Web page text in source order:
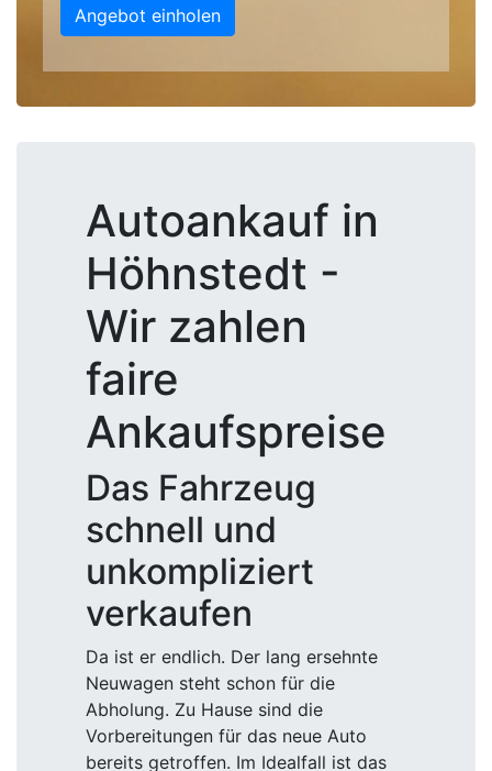
Angebot einholen
Autoankauf in
Höhnstedt -
Wir zahlen
faire
Ankaufspreise
Das Fahrzeug
schnell und
unkompliziert
verkaufen
Da ist er endlich. Der lang ersehnte
Neuwagen steht schon für die
Abholung. Zu Hause sind die
Vorbereitungen für das neue Auto
bereits getroffen. Im Idealfall ist das